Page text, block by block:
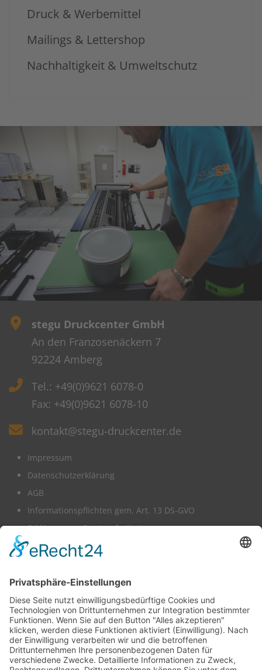
Druck & Werbemittel
Mailings & Lettershop
Nachhaltigkeit & Umweltschutz
stegu Druckcenter GmbH
An den Franzosenäckern 7
92224 Amberg
Tel.: +49(0)9621 6078-0
Fax: +49(0)9621 6078-10
kontakt@stegu-druckcenter.de
Impressum
Datenschutzerklärung
AGB
Informationspflichten gem. Art. 13 DS-GVO
Erklärung zur Barrierefreiheit
Wir benötigen Ihre Zustimmung,
um den -Service zu laden!
Dieser Inhalt darf aufgrund von Trackern, die
Besuchern nicht offengelegt werden, nicht